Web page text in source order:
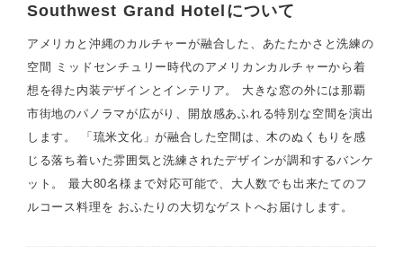
Southwest Grand Hotelについて
アメリカと沖縄のカルチャーが融合した、あたたかさと洗練の
空間 ミッドセンチュリー時代のアメリカンカルチャーから着
想を得た内装デザインとインテリア。 大きな窓の外には那覇
市街地のパノラマが広がり、開放感あふれる特別な空間を演出
します。 「琉米文化」が融合した空間は、木のぬくもりを感
じる落ち着いた雰囲気と洗練されたデザインが調和するバンケ
ット。 最大80名様まで対応可能で、大人数でも出来たてのフ
ルコース料理を おふたりの大切なゲストへお届けします。